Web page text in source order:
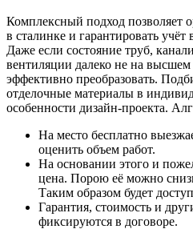
Комплексный подход позволяет
в сталинке и гарантировать
Даже если состояние труб,
вентиляции далеко не на высшем
эффективно преобразовать.
отделочные материалы в
особенности дизайн-проекта.
На место бесплатно
оценить объем работ.
На основании этого и
цена. Порою её можно
Таким образом будет
Гарантия, стоимость и
фиксируются в договоре.